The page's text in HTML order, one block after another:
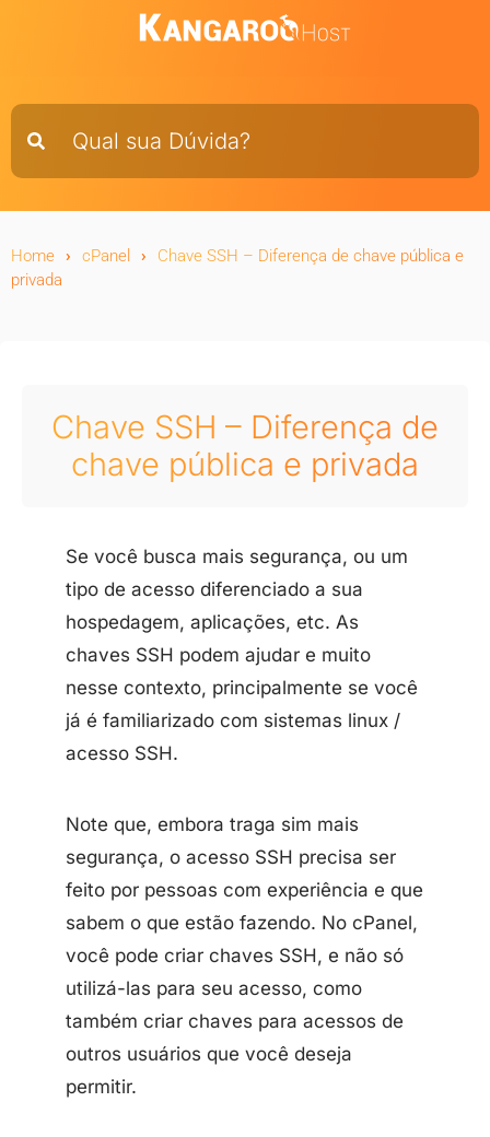
Home cPanel
Chave SSH – Diferença de chave pública e
privada
Chave SSH – Diferença de
chave pública e privada
Se você busca mais segurança, ou um
tipo de acesso diferenciado a sua
hospedagem, aplicações, etc. As
chaves SSH podem ajudar e muito
nesse contexto, principalmente se você
já é familiarizado com sistemas linux /
acesso SSH.
Note que, embora traga sim mais
segurança, o acesso SSH precisa ser
feito por pessoas com experiência e que
sabem o que estão fazendo. No cPanel,
você pode criar chaves SSH, e não só
utilizá-las para seu acesso, como
também criar chaves para acessos de
outros usuários que você deseja
permitir.